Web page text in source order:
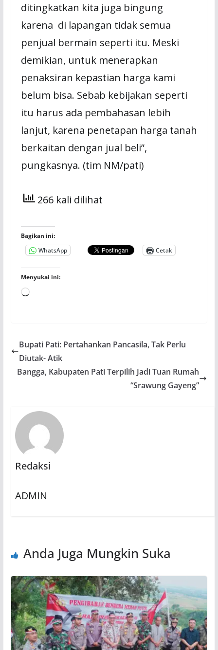
ditingkatkan kita juga bingung
karena di lapangan tidak semua
penjual bermain seperti itu. Meski
demikian, untuk menerapkan
penaksiran kepastian harga kami
belum bisa. Sebab kebijakan seperti
itu harus ada pembahasan lebih
lanjut, karena penetapan harga tanah
berkaitan dengan jual beli”,
pungkasnya. (tim NM/pati)
266 kali dilihat
Bagikan ini:
WhatsApp
Cetak
Menyukai ini:
Memuat...
Bupati Pati: Pertahankan Pancasila, Tak Perlu
Diutak- Atik
Bangga, Kabupaten Pati Terpilih Jadi Tuan Rumah
“Srawung Gayeng”
Redaksi
ADMIN
Anda Juga Mungkin Suka